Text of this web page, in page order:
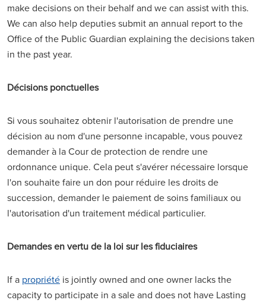
make decisions on their behalf and we can assist with this.
We can also help deputies submit an annual report to the
Office of the Public Guardian explaining the decisions taken
in the past year.
Décisions ponctuelles
Si vous souhaitez obtenir l'autorisation de prendre une
décision au nom d'une personne incapable, vous pouvez
demander à la Cour de protection de rendre une
ordonnance unique. Cela peut s'avérer nécessaire lorsque
l'on souhaite faire un don pour réduire les droits de
succession, demander le paiement de soins familiaux ou
l'autorisation d'un traitement médical particulier.
Demandes en vertu de la loi sur les fiduciaires
If a propriété is jointly owned and one owner lacks the
capacity to participate in a sale and does not have Lasting